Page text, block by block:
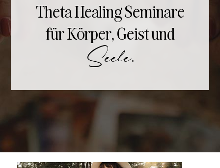
Theta Healing Seminare
für Körper, Geist und
Seele.